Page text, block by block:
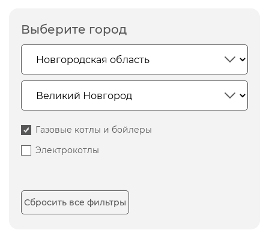
Выберите город
Газовые котлы и бойлеры
Электрокотлы
Сбросить все фильтры